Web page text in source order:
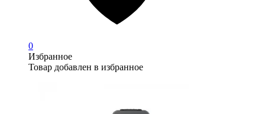
0
Избранное
Товар добавлен в избранное